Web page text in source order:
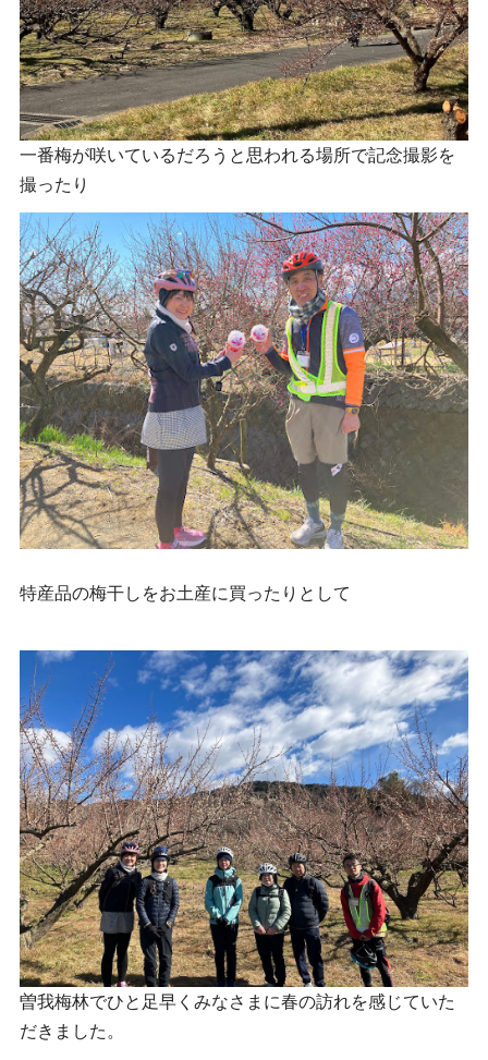
一番梅が咲いているだろうと思われる場所で記念撮影を
撮ったり
特産品の梅干しをお土産に買ったりとして
曽我梅林でひと足早くみなさまに春の訪れを感じていた
だきました。